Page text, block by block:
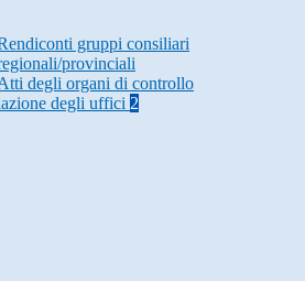
gruppi consiliari
provinciali
degli organi di controllo
degli uffici 2